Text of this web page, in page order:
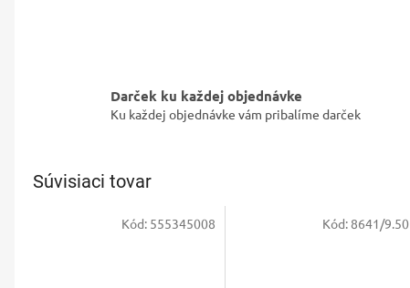
Darček ku každej objednávke
Ku každej objednávke vám pribalíme darček
Súvisiaci tovar
Kód: 555345008 Kód:8641/9.50